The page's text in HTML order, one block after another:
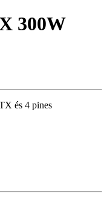
300W
és 4 pines